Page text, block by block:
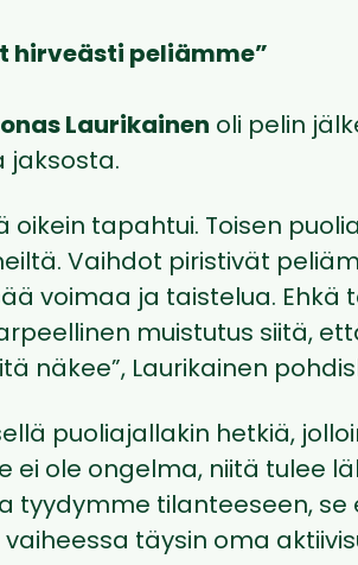
hirveästi peliämme”
Laurikainen oli pelin
jaksosta.
oikein tapahtui. Toisen
Vaihdot piristivät
voimaa ja taistelua. Ehkä
muistutus siitä,
näkee”, Laurikainen
puoliajallakin hetkiä,
ei ole ongelma, niitä tulee
tyydymme tilanteeseen, se
täysin oma